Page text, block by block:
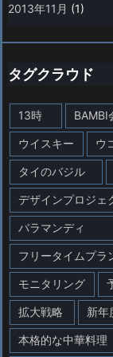
2013年11月 (1)
タグクラウド
13時 BAMBI
ウイスキー ウ
タイのバジル
デザインプロジェ
バラマンディ
フリータイムプラ
モニタリング
拡大戦略 新年
本格的な中華料理